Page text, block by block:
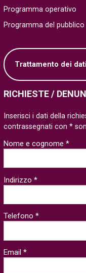
Programma operativo
Programma del pubblico
Trattamento dei
RICHIESTE /
Inserisci i dati della
contrassegnati con *
Nome e cognome *
Indirizzo *
Telefono *
Email *